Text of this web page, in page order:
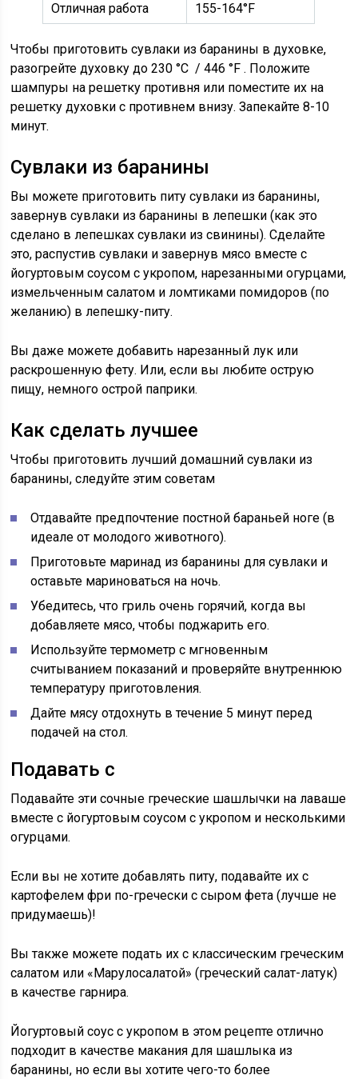
Отличная работа
155-164°F
Чтобы приготовить сувлаки из баранины в духовке,
разогрейте духовку до 230°C / 446°F . Положите
шампуры на решетку противня или поместите их на
решетку духовки с противнем внизу. Запекайте 8-10
минут.
Сувлаки из баранины
Вы можете приготовить питу сувлаки из баранины,
завернув сувлаки из баранины в лепешки (как это
сделано в лепешках сувлаки из свинины). Сделайте
это, распустив сувлаки и завернув мясо вместе с
йогуртовым соусом с укропом, нарезанными огурцами,
измельченным салатом и ломтиками помидоров (по
желанию) в лепешку-питу.
Вы даже можете добавить нарезанный лук или
раскрошенную фету. Или, если вы любите острую
пищу, немного острой паприки.
Как сделать лучшее
Чтобы приготовить лучший домашний сувлаки из
баранины, следуйте этим советам
Отдавайте предпочтение постной бараньей ноге (в
идеале от молодого животного).
Приготовьте маринад из баранины для сувлаки и
оставьте мариноваться на ночь.
Убедитесь, что гриль очень горячий, когда вы
добавляете мясо, чтобы поджарить его.
Используйте термометр с мгновенным
считыванием показаний и проверяйте внутреннюю
температуру приготовления.
Дайте мясу отдохнуть в течение 5 минут перед
подачей на стол.
Подавать с
Подавайте эти сочные греческие шашлычки на лаваше
вместе с йогуртовым соусом с укропом и несколькими
огурцами.
Если вы не хотите добавлять питу, подавайте их с
картофелем фри по-гречески с сыром фета (лучше не
придумаешь)!
Вы также можете подать их с классическим греческим
салатом или «Марулосалатой» (греческий салат-латук)
в качестве гарнира.
Йогуртовый соус с укропом в этом рецепте отлично
подходит в качестве макания для шашлыка из
баранины, но если вы хотите чего-то более